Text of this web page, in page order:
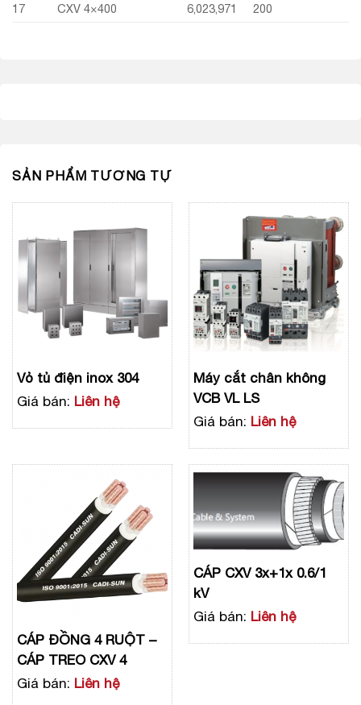
17
CXV 4×400 6,023,971 200
SẢN PHẨM TƯƠNG TỰ
Vỏ tủ điện inox 304
Giá bán: Liên hệ
Máy cắt chân không
VCB VL LS
Giá bán: Liên hệ
CÁP ĐỒNG 4 RUỘT –
CÁP TREO CXV 4
Giá bán: Liên hệ
CÁP CXV 3x+1x 0.6/1
kV
Giá bán: Liên hệ